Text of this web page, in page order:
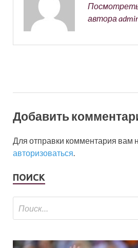
Посмотреть
автора
Добавить
Для отправки комментария вам
авторизоваться.
ПОИСК